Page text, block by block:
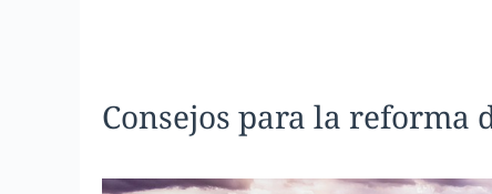
Consejos para la reforma